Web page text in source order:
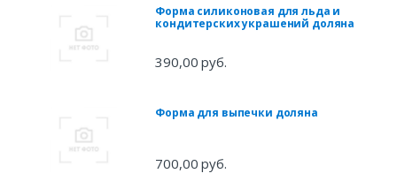
Форма силиконовая для льда и
кондитерских украшений доляна
390,00 руб.
Форма для выпечки доляна
700,00 руб.